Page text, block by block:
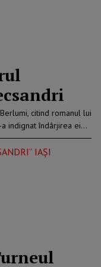
citind romanul lui
a indignat îndârjirea ei…
IAȘI